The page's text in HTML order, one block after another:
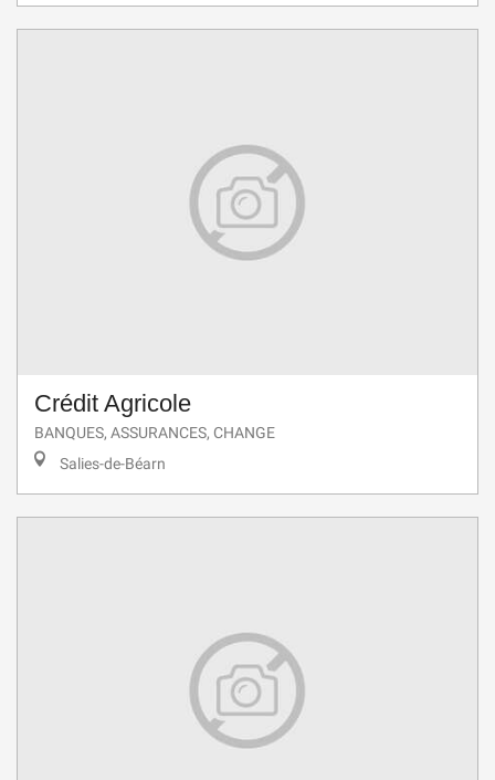
Crédit Agricole
BANQUES, ASSURANCES, CHANGE
Salies-de-Béarn